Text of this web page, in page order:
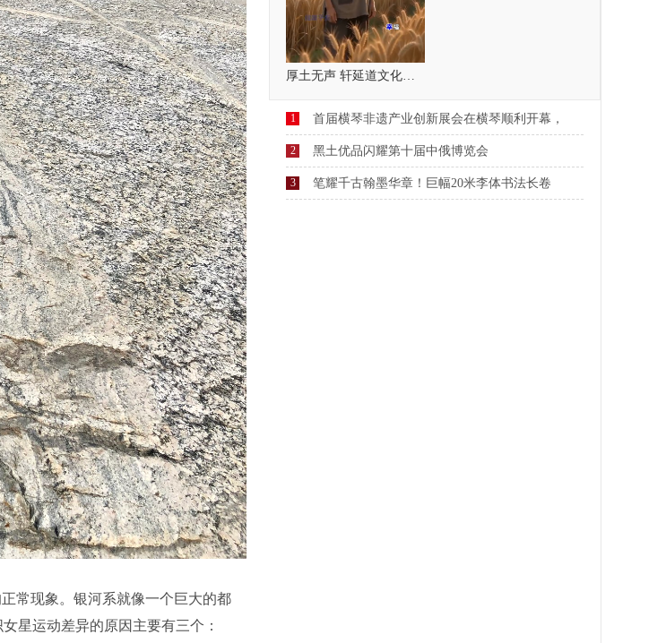
常现象。银河系就像一个巨大的都
星运动差异的原因主要有三个：
厚土无声 轩延道文化，疗愈自己，温暖他人
1 首届横琴非遗产业创新展会在横琴顺利开幕，
2 黑土优品闪耀第十届中俄博览会
3 笔耀千古翰墨华章！巨幅20米李体书法长卷